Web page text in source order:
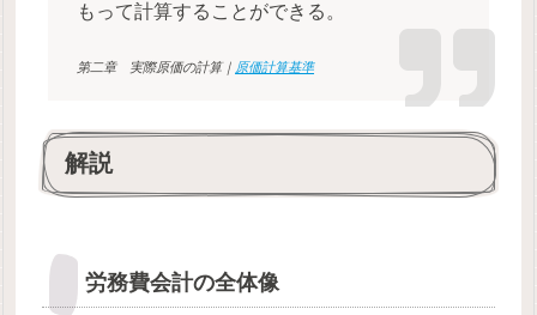
もって計算することができる。
第二章 実際原価の計算｜ 原価計算基準
解説
労務費会計の全体像